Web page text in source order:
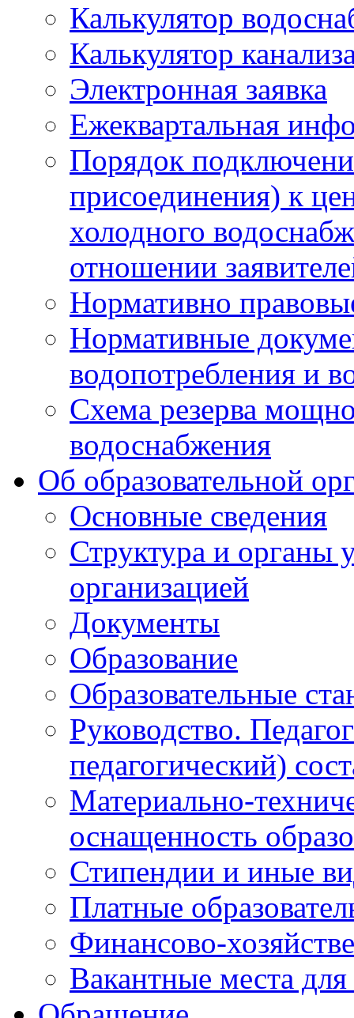
Калькулятор
Калькулятор
Электронная заявка
Ежеквартальная
Порядок
присоединения) к
холодного
отношении
Нормативно
Нормативные
водопотребления и
Схема резерва
водоснабжения
Об образовательной
Основные сведения
Структура и органы
организацией
Документы
Образование
Образовательные
Руководство.
педагогический)
Материально-
оснащенность
Стипендии и иные
Платные
Финансово-
Вакантные места